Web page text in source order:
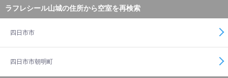
ラフレシール山城の住所から空室を再検索
四日市市
四日市市朝明町